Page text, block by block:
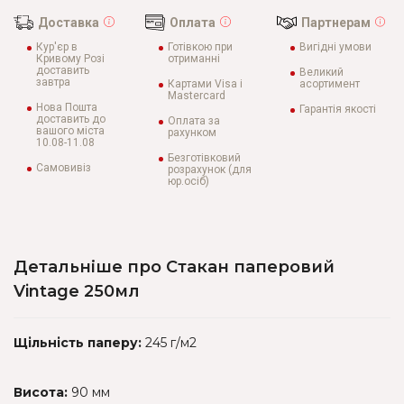
Доставка
Кур'єр в
Кривому Розі
доставить
завтра
Нова Пошта
доставить до
вашого міста
10.08-11.08
Самовивіз
Оплата
Готівкою при
отриманні
Картами Visa і
Mastercard
Оплата за
рахунком
Безготівковий
розрахунок (для
юр.осіб)
Партнерам
Вигідні умови
Великий
асортимент
Гарантія якості
Детальніше про Стакан паперовий
Vintage 250мл
Щільність паперу: 245 г/м2
Висота: 90 мм